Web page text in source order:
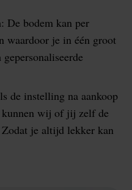
De bodem kan per
waardoor je in één groot
de instelling na aankoop
kunnen wij of jij zelf de
je altijd lekker kan